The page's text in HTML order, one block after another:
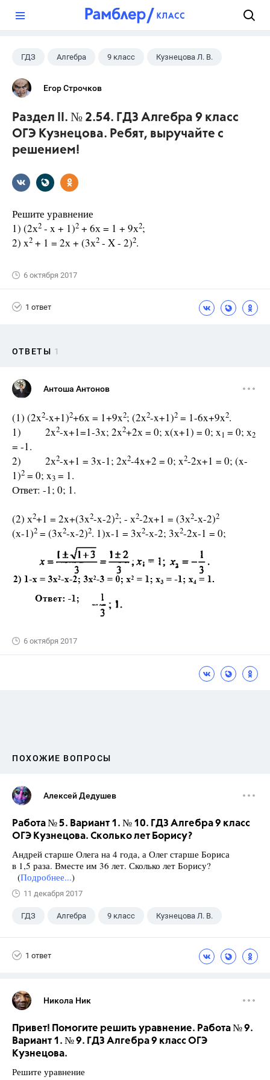
ГДЗ Алгебра 9 класс Кузнецова Л. В.
Егор Строчков
Раздел II. № 2.54. ГДЗ Алгебра 9 класс
ОГЭ Кузнецова. Ребят, выручайте с
решением!
Решите уравнение
1) (2х2 - x + 1)2 + 6х = 1 + 9х2;
2) x2 + 1 = 2х + (3х2 - X - 2)2.
6 октября 2017
1 ответ
ОТВЕТЫ 1
Антоша Антонов
(1) (2x2-x+1)2+6x = 1+9x2; (2x2-x+1)2 = 1-6x+9x2.
1) 2x2-x+1=1-3x; 2x2+2х = 0; x(x+1) = 0; x1 = 0; х2
= -1.
2) 2х2-x+1 = 3x-1; 2х2-4x+2 = 0; x2-2х+1 = 0; (x-
1)2 = 0; x3 = 1.
Ответ: -1; 0; 1.
(2) х2+1 = 2x+(3x2-x-2)2; - х2-2х+1 = (3х2-х-2)2
(х-1)2 = (3x2-x-2)2. 1)x-1 = 3х2-х-2; 3х2-2х-1 = 0;
6 октября 2017
ПОХОЖИЕ ВОПРОСЫ
Алексей Дедушев
Работа № 5. Вариант 1. № 10. ГДЗ Алгебра 9 класс
ОГЭ Кузнецова. Сколько лет Борису?
Андрей старше Олега на 4 года, а Олег старше Бориса
в 1,5 раза. Вместе им 36 лет. Сколько лет Борису?
(Подробнее...)
11 декабря 2017
ГДЗ Алгебра 9 класс Кузнецова Л. В.
1 ответ
Никола Ник
Привет! Помогите решить уравнение. Работа № 9.
Вариант 1. № 9. ГДЗ Алгебра 9 класс ОГЭ
Кузнецова.
Решите уравнение